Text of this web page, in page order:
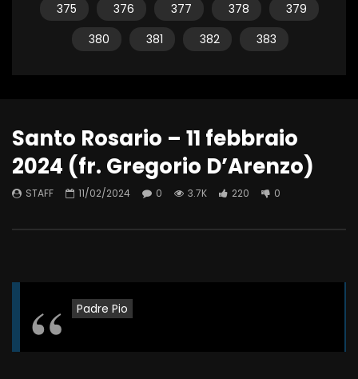
375
376 377 378
379
380
381 382 383
Santo Rosario – 11 febbraio
2024 (fr. Gregorio D’Arenzo)
STAFF 11/02/2024 0 3.7K 220 0
Padre Pio